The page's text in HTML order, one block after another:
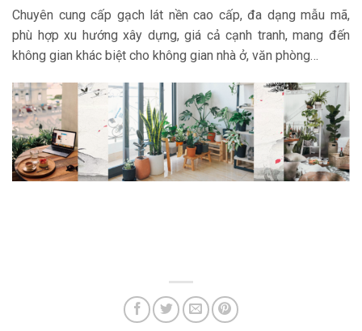
Chuyên cung cấp gạch lát nền cao cấp, đa dạng mẫu mã,
phù hợp xu hướng xây dựng, giá cả cạnh tranh, mang đến
không gian khác biệt cho không gian nhà ở, văn phòng…